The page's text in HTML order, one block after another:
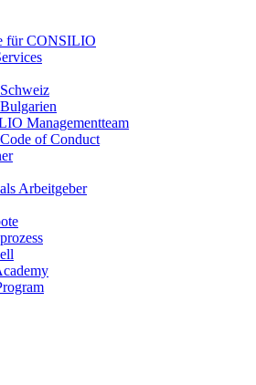
für CONSILIO
Managementteam
of Conduct
Arbeitgeber